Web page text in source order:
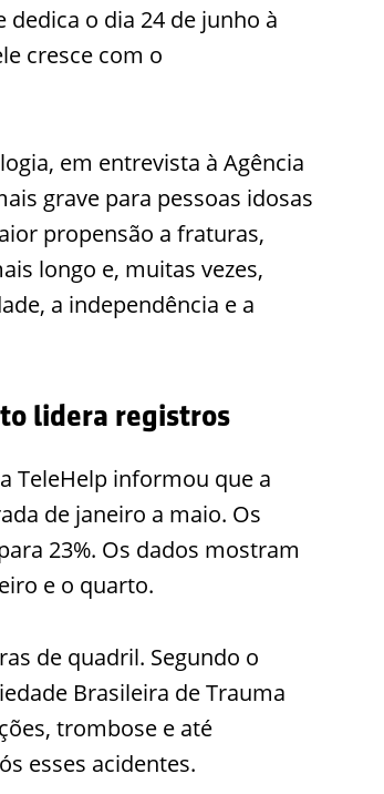
o dia 24 de junho à
cresce com o
em entrevista à Agência
grave para pessoas idosas
propensão a fraturas,
longo e, muitas vezes,
a independência e a
lidera registros
TeleHelp informou que a
de janeiro a maio. Os
23%. Os dados mostram
e o quarto.
de quadril. Segundo o
Brasileira de Trauma
trombose e até
esses acidentes.